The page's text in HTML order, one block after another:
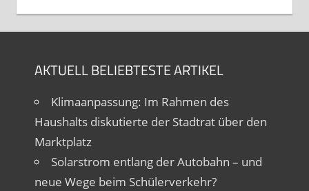
AKTUELL BELIEBTESTE ARTIKEL
Klimaanpassung: Im Rahmen des
Haushalts diskutierte der Stadtrat über den
Marktplatz
Solarstrom entlang der Autobahn – und
neue Wege beim Schülerverkehr?